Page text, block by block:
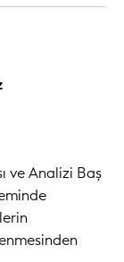
ve Analizi Baş